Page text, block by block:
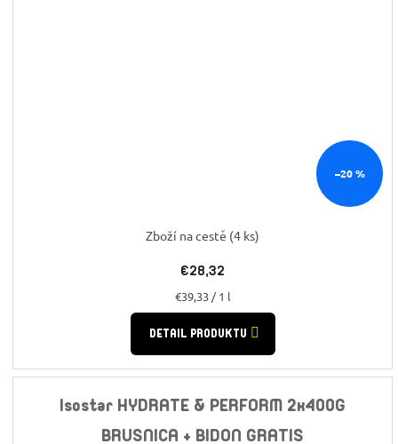
–20 %
Zboží na cestě (4 ks)
€28,32
Jednotková
cena:
€39,33 / 1 l
DETAIL PRODUKTU
Isostar HYDRATE & PERFORM 2x400G
BRUSNICA + BIDON GRATIS